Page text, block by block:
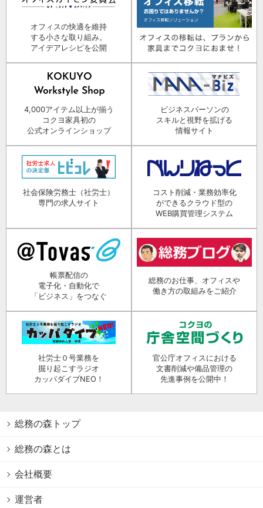
オフィスの快適を維持
する小さな取り組み。
アイデアレシピを公開
4,000アイテム以上が揃う
コクヨ家具初の
公式オンラインショップ
ビジネスパーソンの
スキルと視野を拡げる
情報サイト
社会保険労務士（社労士）
専門の求人サイト
コスト削減・業務効率化
ができるクラウド型の
WEB購買管理システム
帳票配信の
電子化・自動化で
「ビジネス」をつなぐ
総務のお仕事、オフィスや
働き方の取組みをご紹介
社労士０号業務を
掘り起こすラジオ
カッパダイブNEO！
官公庁オフィスにおける
文書削減や備品管理の
先進事例を公開中！
総務の森トップ
総務の森とは
会社概要
運営者